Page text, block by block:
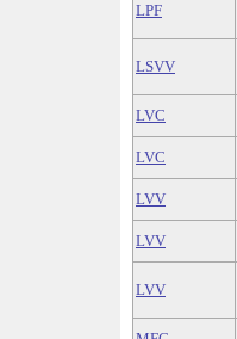
LPF
LSVV
LVC
LVC
LVV
LVV
LVV